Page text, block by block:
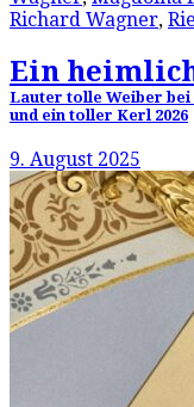
Richard Wagner,
Ein
Lauter tolle Weiber bei
und ein toller Kerl 2026
9. August 2025